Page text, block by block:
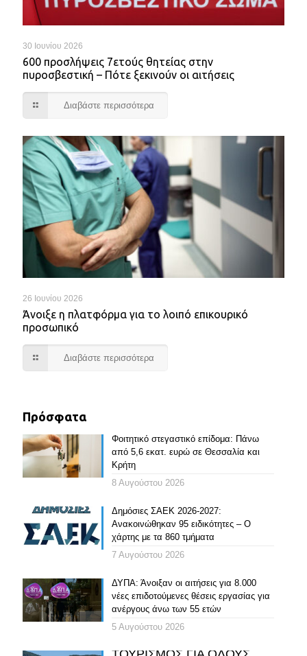
30 Ιουνίου 2026
600 προσλήψεις 7ετούς θητείας στην
πυροσβεστική – Πότε ξεκινούν οι αιτήσεις
Διαβάστε περισσότερα
26 Ιουνίου 2026
Άνοιξε η πλατφόρμα για το λοιπό επικουρικό
προσωπικό
Διαβάστε περισσότερα
Πρόσφατα
Φοιτητικό στεγαστικό επίδομα: Πάνω
από 5,6 εκατ. ευρώ σε Θεσσαλία και
Κρήτη
8 Αυγούστου 2026
Δημόσιες ΣΑΕΚ 2026-2027:
Ανακοινώθηκαν 95 ειδικότητες – Ο
χάρτης με τα 860 τμήματα
7 Αυγούστου 2026
ΔΥΠΑ: Άνοιξαν οι αιτήσεις για 8.000
νέες επιδοτούμενες θέσεις εργασίας για
ανέργους άνω των 55 ετών
5 Αυγούστου 2026